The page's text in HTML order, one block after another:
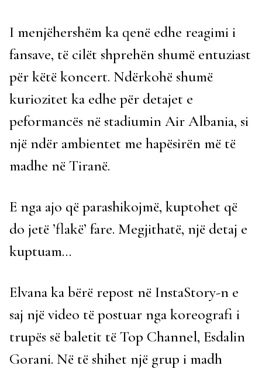
I menjëhershëm ka qenë edhe reagimi i
fansave, të cilët shprehën shumë entuziast
për këtë koncert. Ndërkohë shumë
kuriozitet ka edhe për detajet e
peformancës në stadiumin Air Albania, si
një ndër ambientet me hapësirën më të
madhe në Tiranë.
E nga ajo që parashikojmë, kuptohet që
do jetë ’flakë’ fare. Megjithatë, një detaj e
kuptuam…
Elvana ka bërë repost në InstaStory-n e
saj një video të postuar nga koreografi i
trupës së baletit të Top Channel, Esdalin
Gorani. Në të shihet një grup i madh